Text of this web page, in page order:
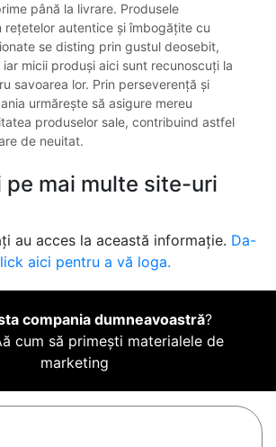
până la livrare. Produsele
rețetelor autentice și îmbogățite cu
se disting prin gustul deosebit,
micii produși aici sunt recunoscuți la
savoarea lor. Prin perseverență și
urmărește să asigure mereu
produselor sale, contribuind astfel
de neuitat.
pe mai multe site-uri
au acces la această informație. Da-
aici pentru a vă loga.
compania dumneavoastră?
cum să primești materialele de
marketing